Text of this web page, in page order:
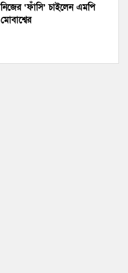
নিজের ‘ফাঁসি’ চাইলেন এমপি
মোবাশ্বের